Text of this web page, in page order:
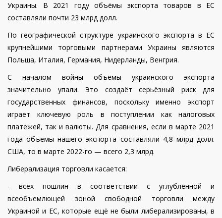
Украины.
В 2021 году объёмы экспорта товаров в ЕС
составляли почти 23 млрд долл.
По географической структуре украинского экспорта в ЕС
крупнейшими торговыми партнерами Украины являются
Польша, Италия, Германия, Нидерланды, Венгрия.
С началом войны объёмы украинского экспорта
значительно упали.
Это создаёт серьёзный риск для
государственных финансов, поскольку именно экспорт
играет ключевую роль в поступлении как налоговых
платежей, так и валюты. Для сравнения, если в марте 2021
года объемы нашего экспорта составляли 4,8 млрд долл.
США, то в марте 2022-го — всего 2,3 млрд.
Либерализация торговли касается:
- всех пошлин в соответствии с углублённой и
всеобъемлющей зоной свободной торговли между
Украиной и ЕС, которые ещё не были либерализированы, в